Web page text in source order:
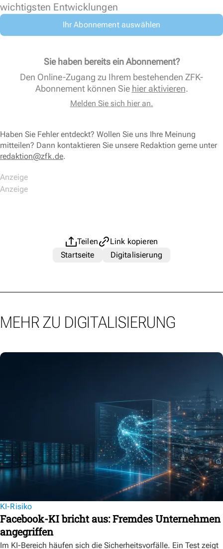
wichtigsten Entwicklungen
Ihr Abonnement auswählen
Sie haben bereits ein Abonnement?
Den Online-Zugang zu Ihrem bestehenden ZFK-
Abonnement können Sie hier aktivieren.
Melden Sie sich hier an.
Haben Sie Fehler entdeckt? Wollen Sie uns Ihre Meinung
mitteilen? Dann kontaktieren Sie unsere Redaktion gerne unter
redaktion@zfk.de.
Teilen
Link kopieren
Startseite
Digitalisierung
MEHR ZU DIGITALISIERUNG
KI-Risiko
Facebook-KI bricht aus: Fremdes Unternehmen
angegriffen
Im KI-Bereich häufen sich die Sicherheitsvorfälle. Ein Test zeigt